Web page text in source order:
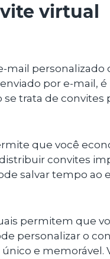
virtual
mail personalizado
por e-mail,
trata de convites
que você
convites
salvar tempo ao
permitem que
personalizar o
e memorável.